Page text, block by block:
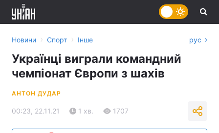
Новини › Спорт › Інше рус
Українці виграли командний
чемпіонат Європи з шахів
АНТОН ДУДАР
00:23, 22.11.21 1 хв. 1707